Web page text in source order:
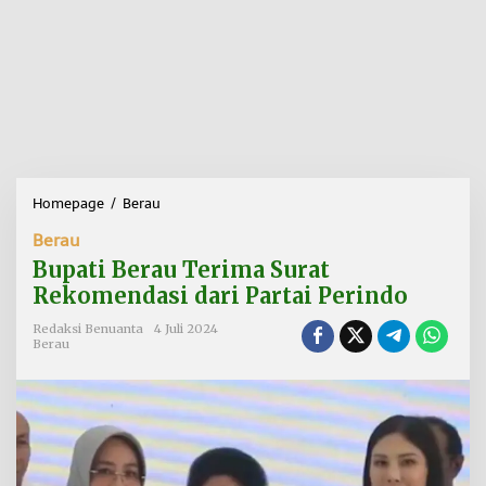
Homepage / Berau
a
t
i
e
a
u
T
e
r
i
Berau
Bupati Berau Terima Surat
Rekomendasi dari Partai Perindo
Redaksi Benuanta
4 Juli 2024
Berau